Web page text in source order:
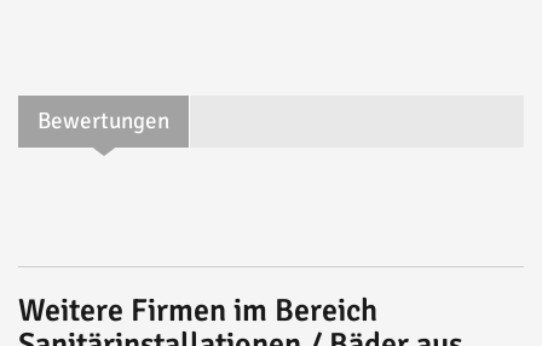
Bewertungen
Weitere Firmen im Bereich